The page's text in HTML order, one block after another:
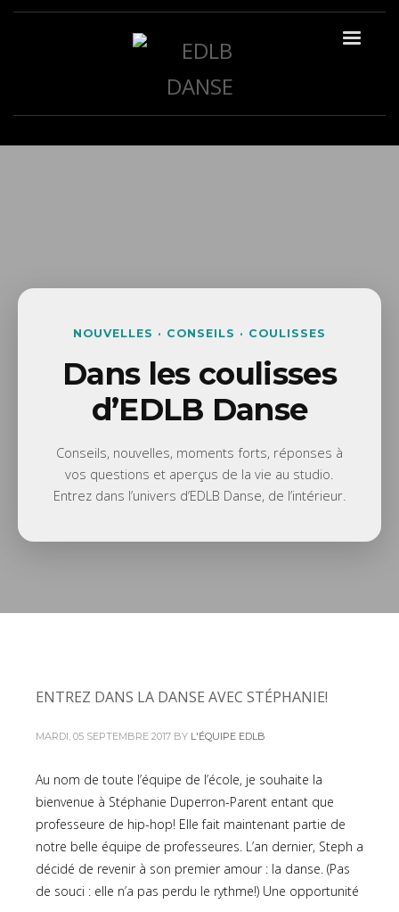
NOUVELLES · CONSEILS · COULISSES
Dans les coulisses
d’EDLB Danse
Conseils, nouvelles, moments forts, réponses à
vos questions et aperçus de la vie au studio.
Entrez dans l’univers d’EDLB Danse, de l’intérieur.
ENTREZ DANS LA DANSE AVEC STÉPHANIE!
MARDI, 05 SEPTEMBRE 2017 BY L'ÉQUIPE EDLB
Au nom de toute l’équipe de l’école, je souhaite la
bienvenue à Stéphanie Duperron-Parent entant que
professeure de hip-hop! Elle fait maintenant partie de
notre belle équipe de professeures. L’an dernier, Steph a
décidé de revenir à son premier amour : la danse. (Pas
de souci : elle n’a pas perdu le rythme!) Une opportunité